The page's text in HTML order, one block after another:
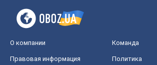
О компании Команда
Правовая информация
Политика